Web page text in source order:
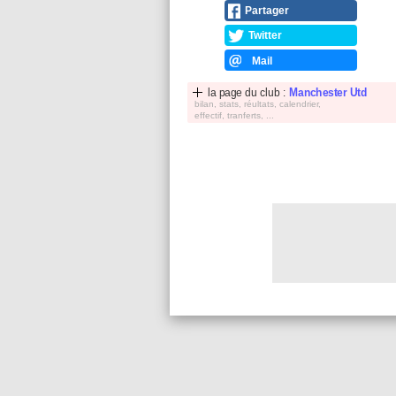
Partager
Twitter
Mail
la page du club : Manchester Utd
bilan, stats, réultats, calendrier,
effectif, tranferts, ...